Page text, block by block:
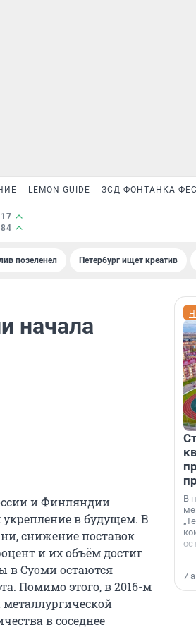
LEMON GUIDE ЗСД ФОНТАНКА
позеленел Петербург ищет креатив
начала
и Финляндии
укрепление в будущем. В
снижение поставок
и их объём достиг
в Суоми остаются
Помимо этого, в 2016-м
в соседнее
В
7